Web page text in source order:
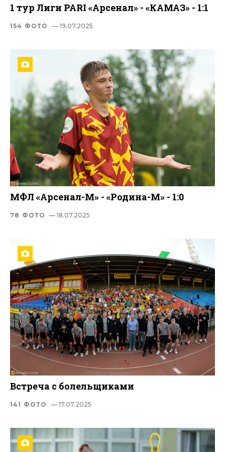
1 тур Лиги PARI «Арсенал» - «КАМАЗ» - 1:1
154 ФОТО — 19.07.2025
МФЛ «Арсенал-М» - «Родина-М» - 1:0
78 ФОТО — 18.07.2025
Встреча с болельщиками
141 ФОТО — 17.07.2025